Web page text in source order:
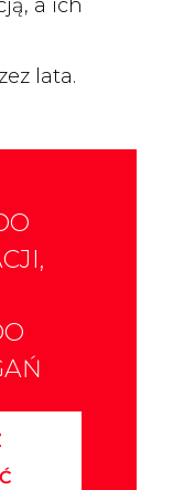
a ich
lata.